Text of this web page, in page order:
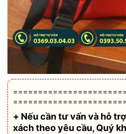
+ Nếu cần tư vấn và hỗ trợ
xách theo yêu cầu, Quý